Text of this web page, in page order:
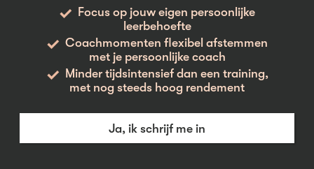
Focus op jouw eigen persoonlijke
leerbehoefte
Coachmomenten flexibel afstemmen
met je persoonlijke coach
Minder tijdsintensief dan een training,
met nog steeds hoog rendement
Ja, ik schrijf me in